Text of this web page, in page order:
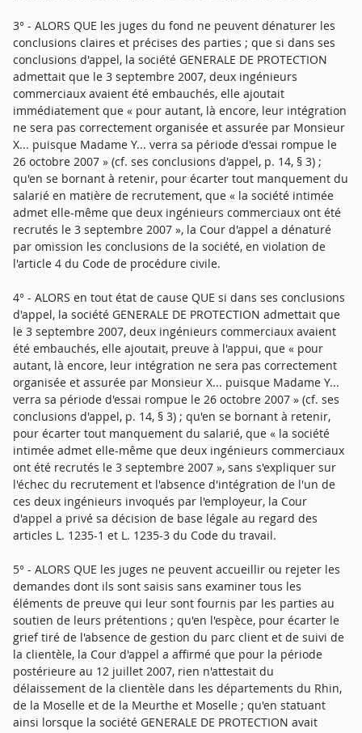
3° - ALORS QUE les juges du fond ne peuvent dénaturer les
conclusions claires et précises des parties ; que si dans ses
conclusions d'appel, la société GENERALE DE PROTECTION
admettait que le 3 septembre 2007, deux ingénieurs
commerciaux avaient été embauchés, elle ajoutait
immédiatement que « pour autant, là encore, leur intégration
ne sera pas correctement organisée et assurée par Monsieur
X... puisque Madame Y... verra sa période d'essai rompue le
26 octobre 2007 » (cf. ses conclusions d'appel, p. 14, § 3) ;
qu'en se bornant à retenir, pour écarter tout manquement du
salarié en matière de recrutement, que « la société intimée
admet elle-même que deux ingénieurs commerciaux ont été
recrutés le 3 septembre 2007 », la Cour d'appel a dénaturé
par omission les conclusions de la société, en violation de
l'article 4 du Code de procédure civile.
4° - ALORS en tout état de cause QUE si dans ses conclusions
d'appel, la société GENERALE DE PROTECTION admettait que
le 3 septembre 2007, deux ingénieurs commerciaux avaient
été embauchés, elle ajoutait, preuve à l'appui, que « pour
autant, là encore, leur intégration ne sera pas correctement
organisée et assurée par Monsieur X... puisque Madame Y...
verra sa période d'essai rompue le 26 octobre 2007 » (cf. ses
conclusions d'appel, p. 14, § 3) ; qu'en se bornant à retenir,
pour écarter tout manquement du salarié, que « la société
intimée admet elle-même que deux ingénieurs commerciaux
ont été recrutés le 3 septembre 2007 », sans s'expliquer sur
l'échec du recrutement et l'absence d'intégration de l'un de
ces deux ingénieurs invoqués par l'employeur, la Cour
d'appel a privé sa décision de base légale au regard des
articles L. 1235-1 et L. 1235-3 du Code du travail.
5° - ALORS QUE les juges ne peuvent accueillir ou rejeter les
demandes dont ils sont saisis sans examiner tous les
éléments de preuve qui leur sont fournis par les parties au
soutien de leurs prétentions ; qu'en l'espèce, pour écarter le
grief tiré de l'absence de gestion du parc client et de suivi de
la clientèle, la Cour d'appel a affirmé que pour la période
postérieure au 12 juillet 2007, rien n'attestait du
délaissement de la clientèle dans les départements du Rhin,
de la Moselle et de la Meurthe et Moselle ; qu'en statuant
ainsi lorsque la société GENERALE DE PROTECTION avait